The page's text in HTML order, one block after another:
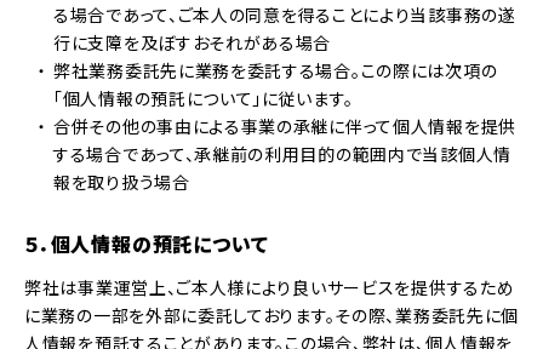
る場合であって、ご本人の同意を得ることにより当該事務の遂
行に支障を及ぼすおそれがある場合
弊社業務委託先に業務を委託する場合。この際には次項の
「個人情報の預託について」に従います。
合併その他の事由による事業の承継に伴って個人情報を提供
する場合であって、承継前の利用目的の範囲内で当該個人情
報を取り扱う場合
５．個人情報の預託について
弊社は事業運営上、ご本人様により良いサービスを提供するため
に業務の一部を外部に委託しております。その際、業務委託先に個
人情報を預託することがあります。この場合、弊社は、個人情報を